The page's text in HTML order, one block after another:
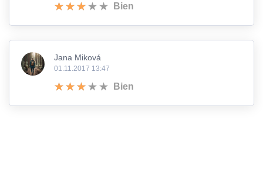
Bien
Jana Miková
01.11.2017 13:47
Bien